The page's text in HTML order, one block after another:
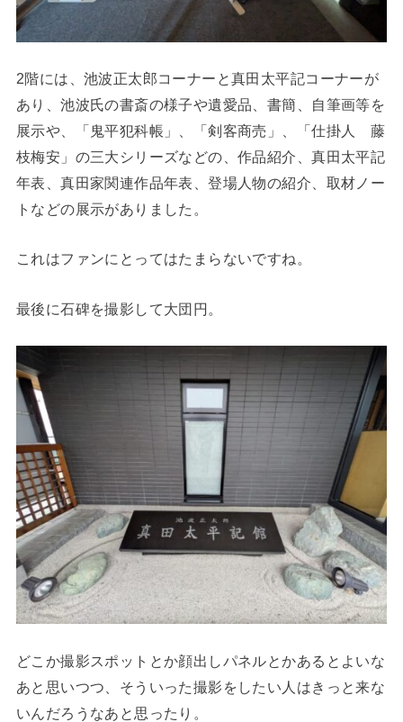
2階には、池波正太郎コーナーと真田太平記コーナーが
あり、池波氏の書斎の様子や遺愛品、書簡、自筆画等を
展示や、「鬼平犯科帳」、「剣客商売」、「仕掛人 藤
枝梅安」の三大シリーズなどの、作品紹介、真田太平記
年表、真田家関連作品年表、登場人物の紹介、取材ノー
トなどの展示がありました。
これはファンにとってはたまらないですね。
最後に石碑を撮影して大団円。
どこか撮影スポットとか顔出しパネルとかあるとよいな
あと思いつつ、そういった撮影をしたい人はきっと来な
いんだろうなあと思ったり。